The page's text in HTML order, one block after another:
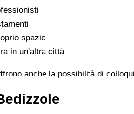
spazio
in un'altra città
anche la possibilità di